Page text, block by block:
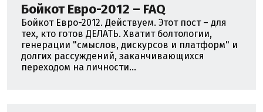
Бойкот Евро-2012 – FAQ
Бойкот Евро-2012. Действуем. Этот пост – для
тех, кто готов ДЕЛАТЬ. Хватит болтологии,
генерации "смыслов, дискурсов и платформ" и
долгих рассуждений, заканчивающихся
переходом на личности...